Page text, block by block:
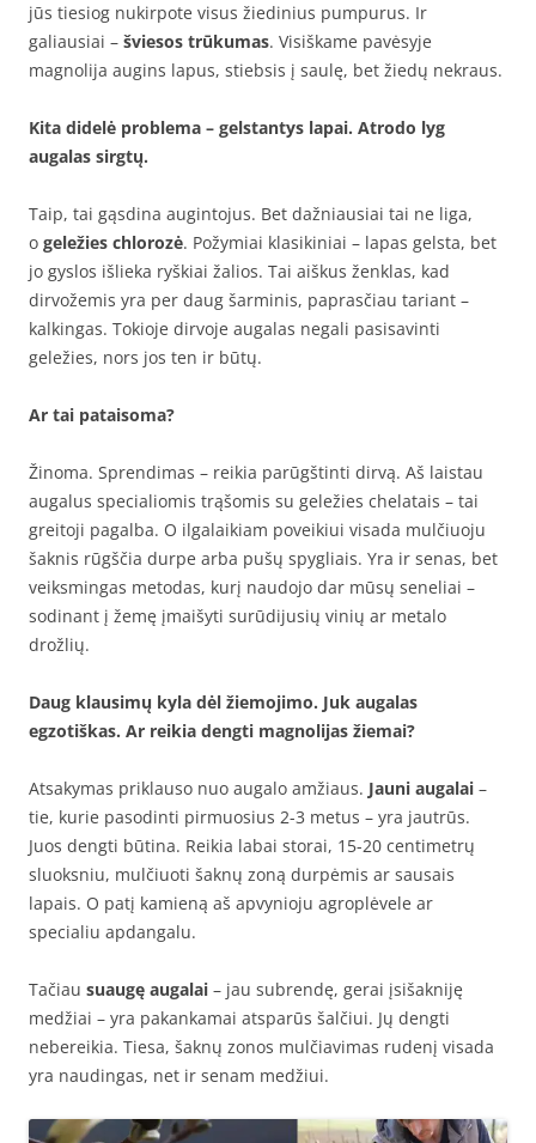
jūs tiesiog nukirpote visus žiedinius pumpurus. Ir
galiausiai – šviesos trūkumas. Visiškame pavėsyje
magnolija augins lapus, stiebsis į saulę, bet žiedų nekraus.
Kita didelė problema – gelstantys lapai. Atrodo lyg
augalas sirgtų.
Taip, tai gąsdina augintojus. Bet dažniausiai tai ne liga,
o geležies chlorozė. Požymiai klasikiniai – lapas gelsta, bet
jo gyslos išlieka ryškiai žalios. Tai aiškus ženklas, kad
dirvožemis yra per daug šarminis, paprasčiau tariant –
kalkingas. Tokioje dirvoje augalas negali pasisavinti
geležies, nors jos ten ir būtų.
Ar tai pataisoma?
Žinoma. Sprendimas – reikia parūgštinti dirvą. Aš laistau
augalus specialiomis trąšomis su geležies chelatais – tai
greitoji pagalba. O ilgalaikiam poveikiui visada mulčiuoju
šaknis rūgščia durpe arba pušų spygliais. Yra ir senas, bet
veiksmingas metodas, kurį naudojo dar mūsų seneliai –
sodinant į žemę įmaišyti surūdijusių vinių ar metalo
drožlių.
Daug klausimų kyla dėl žiemojimo. Juk augalas
egzotiškas. Ar reikia dengti magnolijas žiemai?
Atsakymas priklauso nuo augalo amžiaus. Jauni augalai –
tie, kurie pasodinti pirmuosius 2-3 metus – yra jautrūs.
Juos dengti būtina. Reikia labai storai, 15-20 centimetrų
sluoksniu, mulčiuoti šaknų zoną durpėmis ar sausais
lapais. O patį kamieną aš apvynioju agroplėvele ar
specialiu apdangalu.
Tačiau suaugę augalai – jau subrendę, gerai įsišakniję
medžiai – yra pakankamai atsparūs šalčiui. Jų dengti
nebereikia. Tiesa, šaknų zonos mulčiavimas rudenį visada
yra naudingas, net ir senam medžiui.